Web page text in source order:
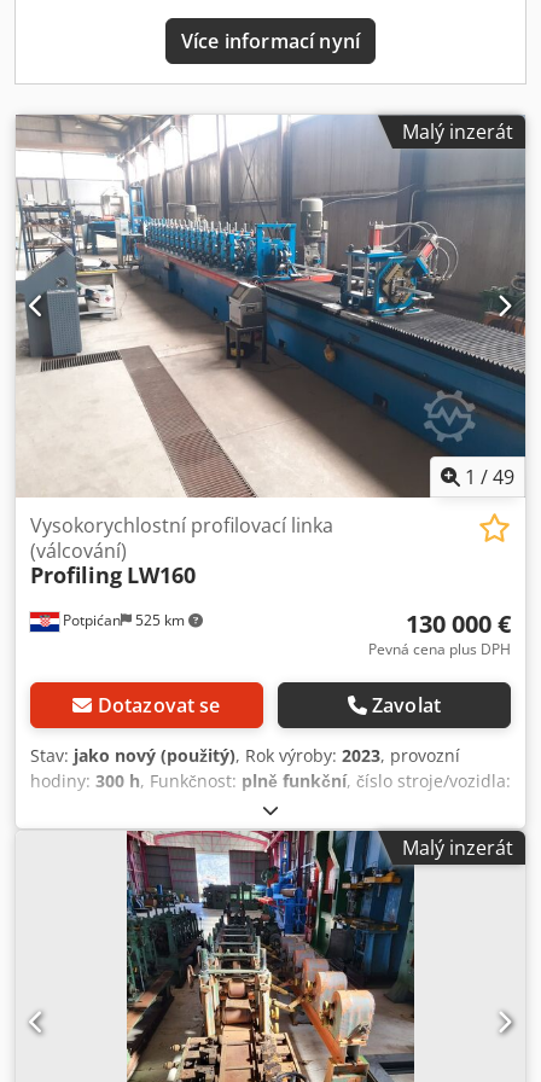
Více informací nyní
Malý inzerát
1 /49
Potpićan 525 km
Vysokorychlostní profilovací linka
(válcování)
Profiling LW160
130 000 €
Pevná cena plus DPH
Dotazovat se Zavolat
Stav: jako nový (použitý), Rok výroby: 2023, provozní
hodiny: 300 h, Funkčnost: plně funkční, číslo stroje/vozidla:
, Vysokorychlostní profilovací linka na tváření za
studena. Vybavena nástroji pro výrobu kovových profilů
značek GELAN a SCHÜCO, používaných při výrobě PVC
rámů oken. Rychlost stroje až 55 m/min při výrobě profilů o
délce 6 m. Maximální tloušťka zpracovávaného materiálu
činí 2,5 mm. Průměr horního a dolního hřídele je 60 mm,
vzdálenost mezi rámy 360 mm. Samostatná převodovka pro
každou stanici poháněná dvěma kardany. Horní a dolní
hřídel poháněny na každé stanici. Celkem 15 pracovních
stanic + dvě rovnací stanice (turecké hlavy). Všechny tvářecí
válce mají povrchovou tvrdost 62 HRC. Rovněž všechny
Malý inzerát